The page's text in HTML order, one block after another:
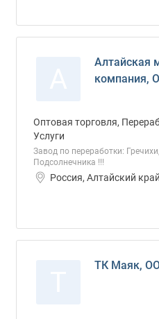
Алтайская
компания,
Оптовая торговля,
Услуги
Завод по переработки:
Подсолнечника !!!
Россия, Алтайский
ТК Маяк,